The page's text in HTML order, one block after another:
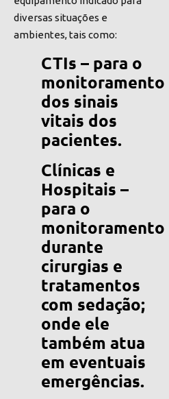
diversas situações e
ambientes, tais como:
CTIs – para o
monitoramento
dos sinais
vitais dos
pacientes.
Clínicas e
Hospitais –
para o
monitoramento
durante
cirurgias e
tratamentos
com sedação;
onde ele
também atua
em eventuais
emergências.